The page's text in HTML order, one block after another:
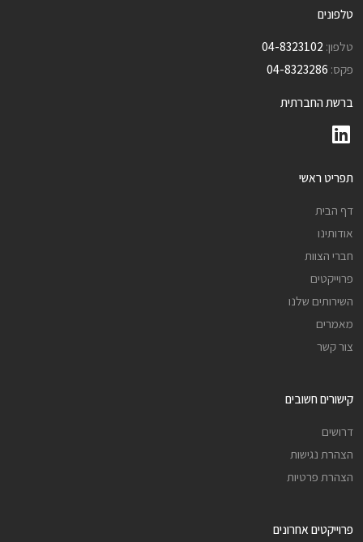
טלפונים
טלפון: 04-8323102
פקס: 04-8323286
ברשת החברתית
תפריט ראשי
דף הבית
אודותינו
חברי הצוות
פרוייקטים
השירותים שלנו
מאמרים
צור קשר
קישורים חשובים
דרושים
הצהרת נגישות
הצהרת פרטיות
פרוייקטים אחרונים